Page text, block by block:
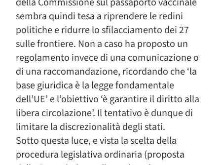
sembra quindi tesa a riprendere le redini
politiche e ridurre lo sfilacciamento dei 27
sulle frontiere. Non a caso ha proposto un
regolamento invece di una comunicazione o
di una raccomandazione, ricordando che ‘la
base giuridica è la legge fondamentale
dell’UE’ e l’obiettivo ‘è garantire il diritto alla
libera circolazione’. Il tentativo è dunque di
limitare la discrezionalità degli stati.
Sotto questa luce, e vista la scelta della
procedura legislativa ordinaria (proposta